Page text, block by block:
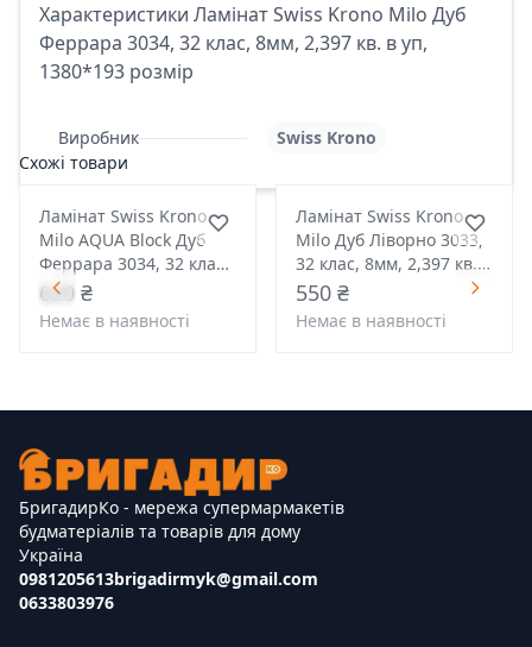
Характеристики Ламінат Swiss Krono Milo Дуб
Феррара 3034, 32 клас, 8мм, 2,397 кв. в уп,
1380*193 розмір
Виробник
Swiss Krono
Схожі товари
Ламінат Swiss Krono
Milo AQUA Block Дуб
Феррара 3034, 32 клас,
8мм, 2,372 кв. в уп,
1380*191 розмір
620 ₴
Немає в наявності
Ламінат Swiss Krono
Milo Дуб Ліворно 3033,
32 клас, 8мм, 2,397 кв. в
уп, 1380*193 розмір
550 ₴
Немає в наявності
БригадирКо - мережа супермармакетів
будматеріалів та товарів для дому
Україна
0981205613
0633803976
brigadirmyk@gmail.com